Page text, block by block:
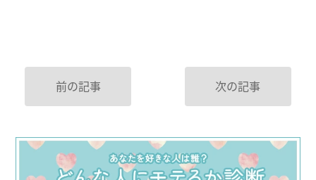
前の記事 次の記事